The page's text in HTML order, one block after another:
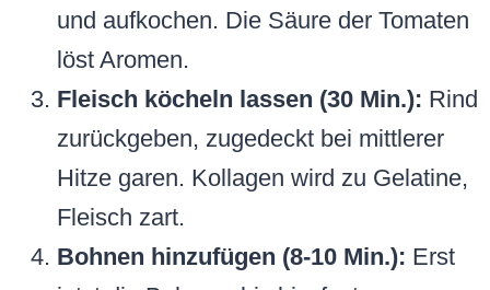
und aufkochen. Die Säure der Tomaten
löst Aromen.
Fleisch köcheln lassen (30 Min.): Rind
zurückgeben, zugedeckt bei mittlerer
Hitze garen. Kollagen wird zu Gelatine,
Fleisch zart.
Bohnen hinzufügen (8-10 Min.): Erst